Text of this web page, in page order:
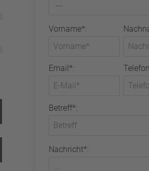
Vorname*:
Email*:
Betreff*:
Nachricht*: